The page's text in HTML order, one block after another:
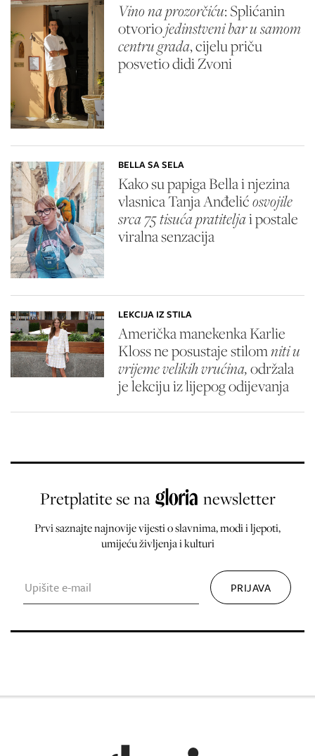
Vino na prozorčiću: Splićanin
otvoriojedinstveni bar u samom
centru grada, cijelu priču
posvetio didi Zvoni
BELLA SA SELA
Kako su papiga Bella i njezina
vlasnica Tanja Anđelićosvojile
srca 75 tisuća pratiteljai postale
viralna senzacija
LEKCIJA IZ STILA
Američka manekenka Karlie
Kloss ne posustaje stilomniti u
vrijeme velikih vrućina,održala
je lekciju iz lijepog odijevanja
Pretplatite se na newsletter
Prvi saznajte najnovije vijesti o slavnima, modi i ljepoti,
umijeću življenja i kulturi